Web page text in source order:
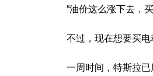
“油价这么涨下去，买
不过，现在想要买电
一周时间，特斯拉已历